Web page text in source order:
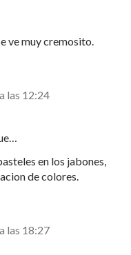
ve muy cremosito.
las 12:24
en los jabones,
de colores.
las 18:27